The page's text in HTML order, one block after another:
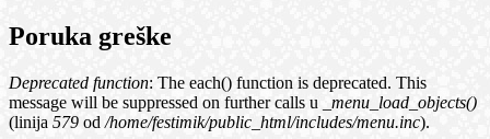
Poruka greške
Deprecated function: The each() function is deprecated. This
message will be suppressed on further calls u
_menu_load_objects()
(linija 579 od/home/festimik/public_html/includes/menu.inc).